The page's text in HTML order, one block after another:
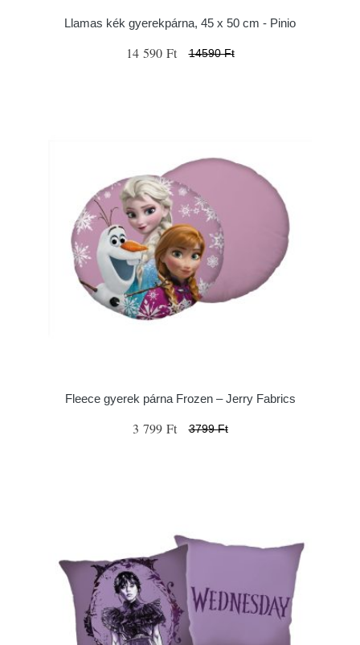
Llamas kék gyerekpárna, 45 x 50 cm - Pinio
14 590 Ft 14590 Ft
Fleece gyerek párna Frozen – Jerry Fabrics
3 799 Ft 3799 Ft